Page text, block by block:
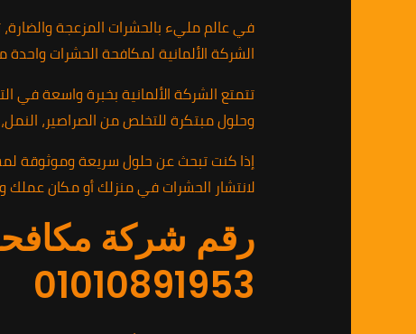
في عالم مليء بالحشرات المزعجة
الشركة الألمانية لمكافحة الحشرات
تتمتع الشركة الألمانية بخبرة واسعة
وحلول مبتكرة للتخلص من الصراصير، النمل،
لانتشار الحشرات في منزلك أو مكان
رقم شركة
01010891953